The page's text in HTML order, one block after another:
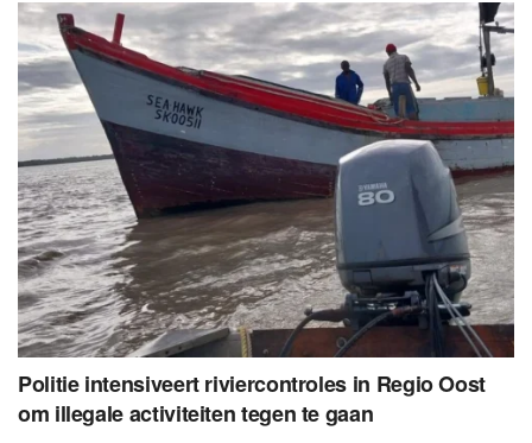
Politie intensiveert riviercontroles in Regio Oost
om illegale activiteiten tegen te gaan